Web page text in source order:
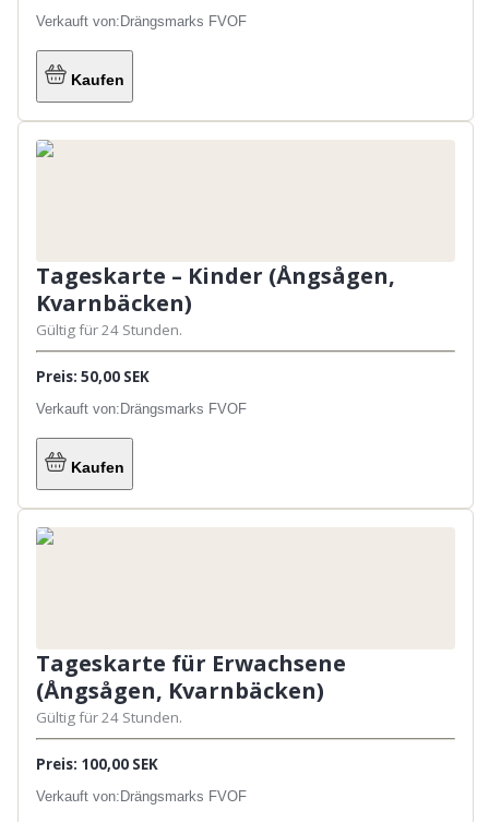
Verkauft von: Drängsmarks FVOF
Kaufen
Tageskarte – Kinder (Ångsågen,
Kvarnbäcken)
Gültig für 24 Stunden.
Preis: 50,00 SEK
Verkauft von: Drängsmarks FVOF
Kaufen
Tageskarte für Erwachsene
(Ångsågen, Kvarnbäcken)
Gültig für 24 Stunden.
Preis: 100,00 SEK
Verkauft von: Drängsmarks FVOF